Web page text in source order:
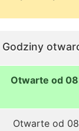
Godziny
Otwarte od
Otwarte od